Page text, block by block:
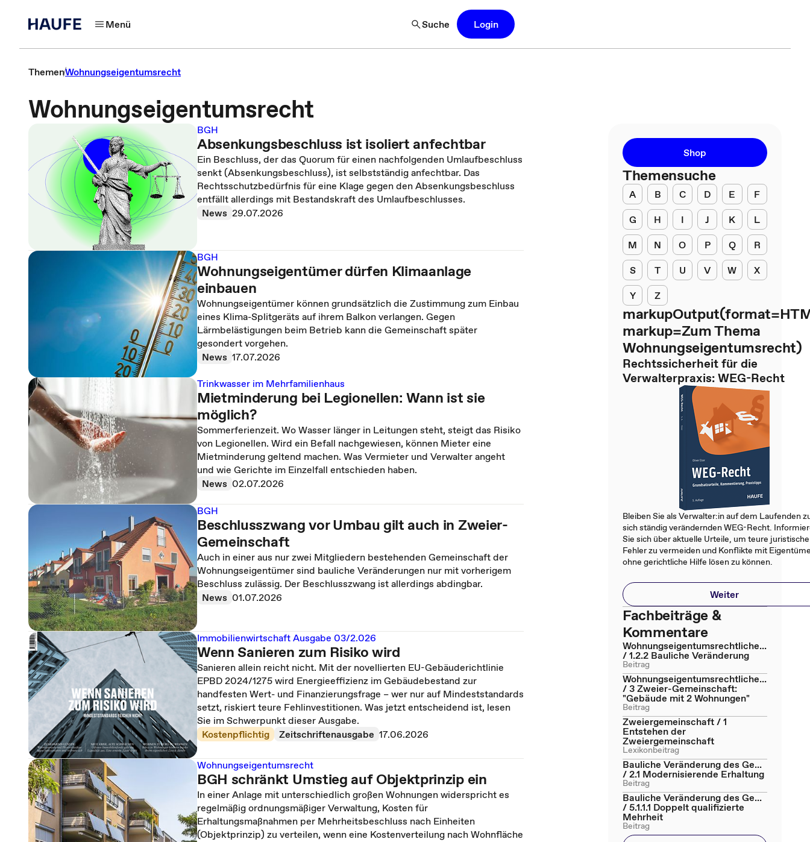
Menü Suche Login
ThemenWohnungseigentumsrecht
Wohnungseigentumsrecht
BGH
Absenkungsbeschluss ist isoliert anfechtbar
Ein Beschluss, der das Quorum für einen nachfolgenden Umlaufbeschluss
senkt (Absenkungsbeschluss), ist selbstständig anfechtbar. Das
Rechtsschutzbedürfnis für eine Klage gegen den Absenkungsbeschluss
entfällt allerdings mit Bestandskraft des Umlaufbeschlusses.
News 29.07.2026
BGH
Wohnungseigentümer dürfen Klimaanlage
einbauen
Wohnungseigentümer können grundsätzlich die Zustimmung zum Einbau
eines Klima-Splitgeräts auf ihrem Balkon verlangen. Gegen
Lärmbelästigungen beim Betrieb kann die Gemeinschaft später
gesondert vorgehen.
News 17.07.2026
Trinkwasser im Mehrfamilienhaus
Mietminderung bei Legionellen: Wann ist sie
möglich?
Sommerferienzeit. Wo Wasser länger in Leitungen steht, steigt das Risiko
von Legionellen. Wird ein Befall nachgewiesen, können Mieter eine
Mietminderung geltend machen. Was Vermieter und Verwalter angeht
und wie Gerichte im Einzelfall entschieden haben.
News 02.07.2026
BGH
Beschlusszwang vor Umbau gilt auch in Zweier-
Gemeinschaft
Auch in einer aus nur zwei Mitgliedern bestehenden Gemeinschaft der
Wohnungseigentümer sind bauliche Veränderungen nur mit vorherigem
Beschluss zulässig. Der Beschlusszwang ist allerdings abdingbar.
News 01.07.2026
Immobilienwirtschaft Ausgabe 03/2.026
Wenn Sanieren zum Risiko wird
Sanieren allein reicht nicht. Mit der novellierten EU-Gebäuderichtlinie
EPBD 2024/1275 wird Energieeffizienz im Gebäudebestand zur
handfesten Wert- und Finanzierungsfrage – wer nur auf Mindeststandards
setzt, riskiert teure Fehlinvestitionen. Was jetzt entscheidend ist, lesen
Sie im Schwerpunkt dieser Ausgabe.
Kostenpflichtig
Zeitschriftenausgabe 17.06.2026
Wohnungseigentumsrecht
BGH schränkt Umstieg auf Objektprinzip ein
In einer Anlage mit unterschiedlich großen Wohnungen widerspricht es
regelmäßig ordnungsmäßiger Verwaltung, Kosten für
Erhaltungsmaßnahmen per Mehrheitsbeschluss nach Einheiten
(Objektprinzip) zu verteilen, wenn eine Kostenverteilung nach Wohnfläche
Shop
Themensuche
A B C D E
F
G
H I J K
L
M
N O P Q
R
S
T U V W
X
Y
Z
markup=Zum Thema
Wohnungseigentumsrecht)
Rechtssicherheit für die
Verwalterpraxis: WEG-Recht
Bleiben Sie als Verwalter:in auf dem Laufenden
sich ständig verändernden WEG-Recht.
Sie sich über aktuelle Urteile, um teure juristische
Fehler zu vermeiden und Konflikte mit
ohne gerichtliche Hilfe lösen zu können.
Weiter
Fachbeiträge &
Kommentare
Wohnungseigentumsrechtliche...
/ 1.2.2 Bauliche Veränderung
Beitrag
Wohnungseigentumsrechtliche...
/ 3 Zweier-Gemeinschaft:
"Gebäude mit 2 Wohnungen"
Beitrag
Zweiergemeinschaft / 1
Entstehen der
Zweiergemeinschaft
Lexikonbeitrag
Bauliche Veränderung des Ge...
/ 2.1 Modernisierende Erhaltung
Beitrag
Bauliche Veränderung des Ge...
/ 5.1.1.1 Doppelt qualifizierte
Mehrheit
Beitrag